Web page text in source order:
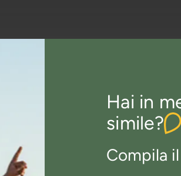
Hai in
simile?
Compila